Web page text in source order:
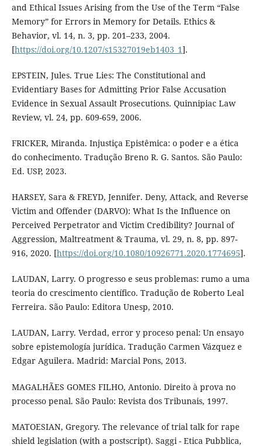
and Ethical Issues Arising from the Use of the Term “False
Memory” for Errors in Memory for Details. Ethics &
Behavior, vl. 14, n. 3, pp. 201–233, 2004.
[https://doi.org/10.1207/s15327019eb1403_1].
EPSTEIN, Jules. True Lies: The Constitutional and
Evidentiary Bases for Admitting Prior False Accusation
Evidence in Sexual Assault Prosecutions. Quinnipiac Law
Review, vl. 24, pp. 609-659, 2006.
FRICKER, Miranda. Injustiça Epistêmica: o poder e a ética
do conhecimento. Tradução Breno R. G. Santos. São Paulo:
Ed. USP, 2023.
HARSEY, Sara & FREYD, Jennifer. Deny, Attack, and Reverse
Victim and Offender (DARVO): What Is the Influence on
Perceived Perpetrator and Victim Credibility? Journal of
Aggression, Maltreatment & Trauma, vl. 29, n. 8, pp. 897-
916, 2020. [https://doi.org/10.1080/10926771.2020.1774695].
LAUDAN, Larry. O progresso e seus problemas: rumo a uma
teoria do crescimento científico. Tradução de Roberto Leal
Ferreira. São Paulo: Editora Unesp, 2010.
LAUDAN, Larry. Verdad, error y proceso penal: Un ensayo
sobre epistemología jurídica. Tradução Carmen Vázquez e
Edgar Aguilera. Madrid: Marcial Pons, 2013.
MAGALHÃES GOMES FILHO, Antonio. Direito à prova no
processo penal. São Paulo: Revista dos Tribunais, 1997.
MATOESIAN, Gregory. The relevance of trial talk for rape
shield legislation (with a postscript). Saggi - Etica Pubblica,